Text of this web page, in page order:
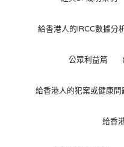
給香港人的IRCC數據分
公眾利益篇
給香港人的犯案或健康問
給香